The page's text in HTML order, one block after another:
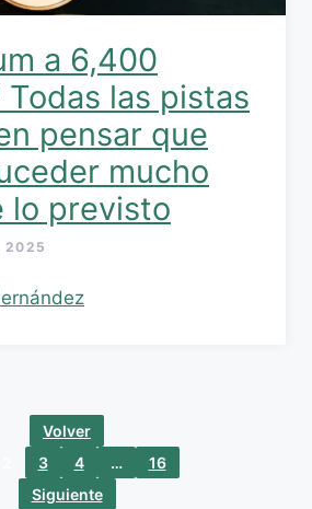
a 6,400
Todas las pistas
pensar que
mucho
lo previsto
2025
Volver
3 4 …
16
Siguiente